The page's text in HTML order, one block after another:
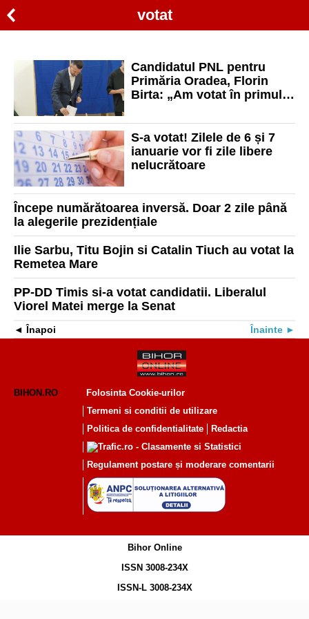
votat
Candidatul PNL pentru
Primăria Oradea, Florin
Birta: „Am votat în primul
S-a votat! Zilele de 6 și 7
ianuarie vor fi zile libere
nelucrătoare
Începe numărătoarea inversă. Doar 2 zile până
la alegerile prezidențiale
Ilie Sarbu, Titu Bojin si Catalin Tiuch au votat la
Remetea Mare
PP-DD Timis si-a votat candidatii. Liberalul
Viorel Matei merge la Senat
Înapoi Înainte
BIHON.RO
Folosinta Cookie-urilor
Termeni si conditii de utilizare
Politica de confidentialitate
Redactia
Regulament postare și moderare comentarii
Bihor Online
ISSN 3008-234X
ISSN-L 3008-234X